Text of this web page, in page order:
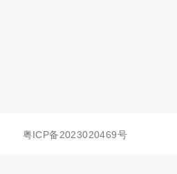
粤ICP备2023020469号